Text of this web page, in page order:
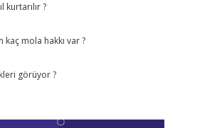
kurtarılır ?
kaç mola hakkı var ?
görüyor ?